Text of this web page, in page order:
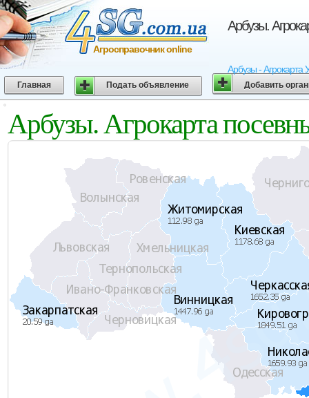
Арбузы.
Арбузы - Агрокарта
Агросправочник online
Главная Подать объявление Добавить
Арбузы. Агрокарта